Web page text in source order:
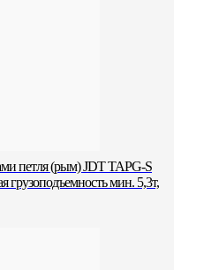
петля (рым) JDT TAPG-S
грузоподъемность мин. 5,3т,